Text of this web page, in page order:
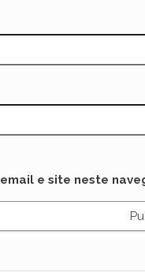
e site neste